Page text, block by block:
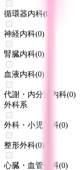
循環器内科(0
神経内科(0)
腎臓内科(0)
血液内科(0)
代謝・内分泌内科(0)
外科系
外科・小児外科(0)
整形外科(0)
心臓・血管外科(0)